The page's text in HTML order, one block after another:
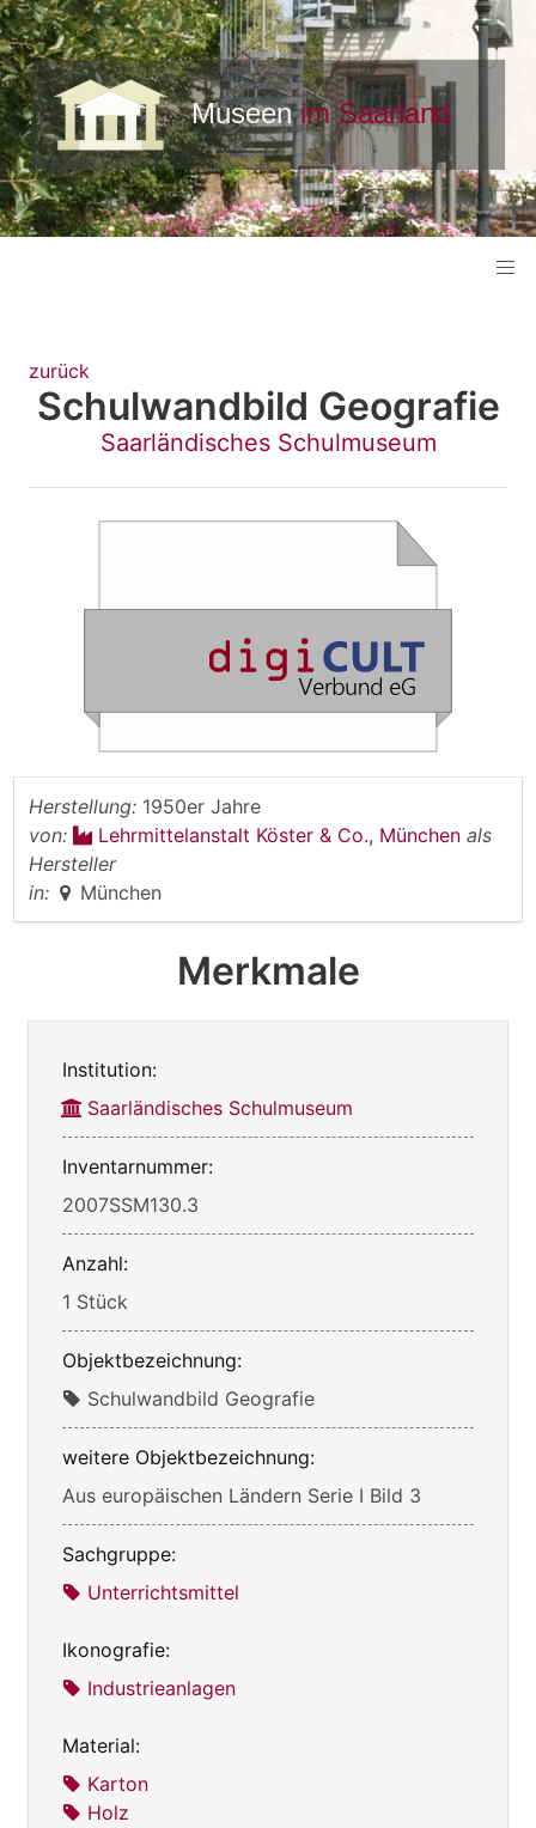
zurück
Schulwandbild Geografie
Saarländisches Schulmuseum
Herstellung: 1950er Jahre
von:
Lehrmittelanstalt Köster & Co., München als
Hersteller
in:
München
Merkmale
Institution:
Saarländisches Schulmuseum
Inventarnummer:
2007SSM130.3
Anzahl:
1 Stück
Objektbezeichnung:
Schulwandbild Geografie
weitere Objektbezeichnung:
Aus europäischen Ländern Serie I Bild 3
Sachgruppe:
Unterrichtsmittel
Ikonografie:
Industrieanlagen
Material:
Karton
Holz